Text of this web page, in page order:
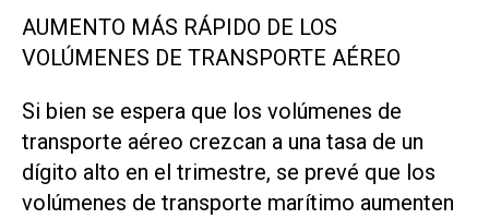
AUMENTO ⁠MÁS RÁPIDO DE LOS
VOLÚMENES DE TRANSPORTE AÉREO
Si bien se espera que los volúmenes de
transporte aéreo crezcan a una tasa de un
dígito alto en el trimestre, se prevé que los
volúmenes de transporte marítimo ⁠aumenten